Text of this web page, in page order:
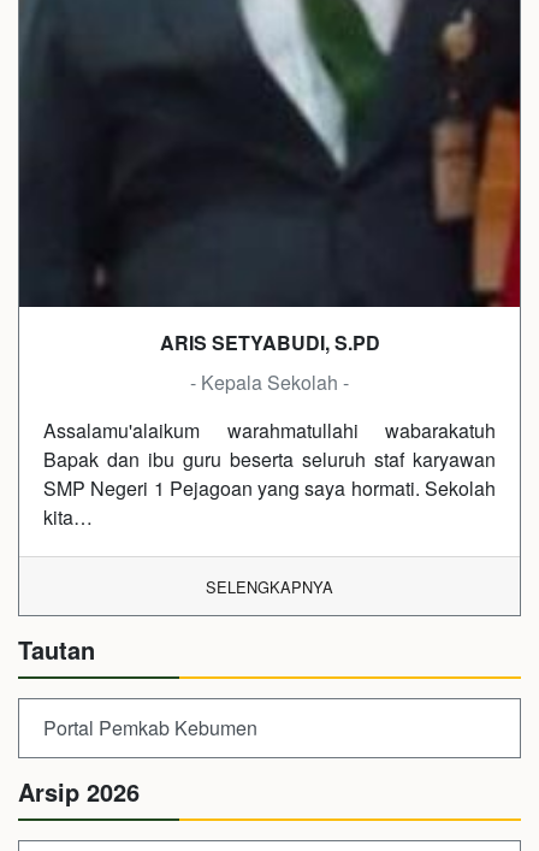
ARIS SETYABUDI, S.PD
- Kepala Sekolah -
Assalamu'alaikum warahmatullahi wabarakatuh
Bapak dan ibu guru beserta seluruh staf karyawan
SMP Negeri 1 Pejagoan yang saya hormati. Sekolah
kita…
SELENGKAPNYA
Tautan
Portal Pemkab Kebumen
Arsip 2026